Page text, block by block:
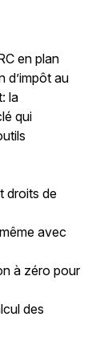
en plan
d’impôt au
la
qui
droits de
avec
à zéro pour
des